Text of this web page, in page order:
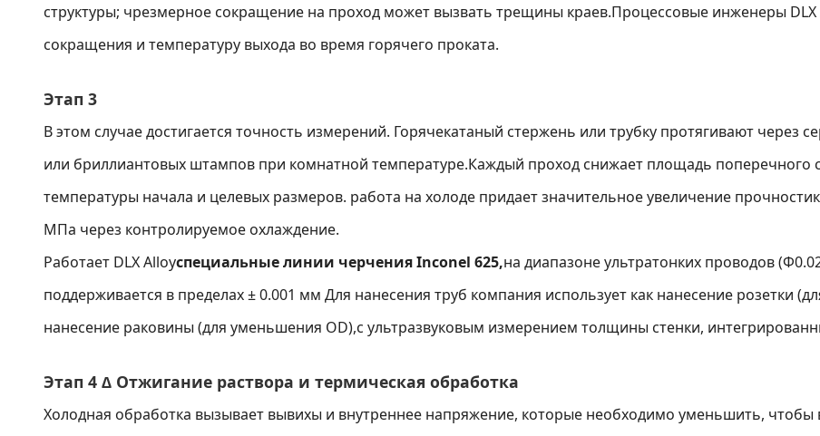
структуры; чрезмерное сокращение на проход может вызвать трещины краев.Процессовые инженеры
сокращения и температуру выхода во время горячего проката.
Этап 3
В этом случае достигается точность измерений. Горячекатаный стержень или трубку протягивают
или бриллиантовых штампов при комнатной температуре.Каждый проход снижает площадь поперечного
температуры начала и целевых размеров. работа на холоде придает значительное увеличение
МПа через контролируемое охлаждение.
Работает DLX Alloyспециальные линии черчения Inconel 625,на диапазоне ультратонких проводов
поддерживается в пределах ± 0.001 мм Для нанесения труб компания использует как нанесение розетки
нанесение раковины (для уменьшения OD),с ультразвуковым измерением толщины стенки,
Этап 4 ∆ Отжигание раствора и термическая обработка
Холодная обработка вызывает вывихы и внутреннее напряжение, которые необходимо уменьшить, чтобы